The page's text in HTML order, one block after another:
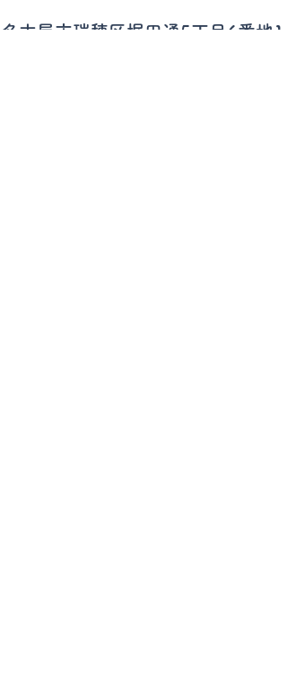
​名古屋市瑞穂区堀田通5丁目6番地1